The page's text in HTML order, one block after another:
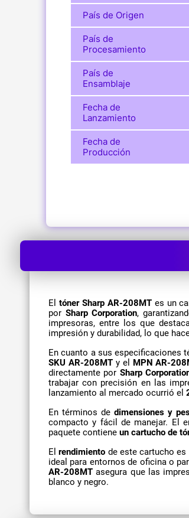
País de Origen
País de
Procesamiento
País de
Ensamblaje
Fecha de
Lanzamiento
Fecha de
Producción
El tóner Sharp AR-208MTes un
por Sharp Corporation,
impresoras, entre los que
impresión y durabilidad, lo que
En cuanto a sus especificaciones
SKU AR-208MTy el MPN AR-
directamente por Sharp
trabajar con precisión en las
lanzamiento al mercado ocurrió el
En términos de dimensiones y
compacto y fácil de manejar. El
paquete contieneun cartucho de
Elrendimiento de este cartucho
ideal para entornos de oficina o
AR-208MT asegura que las
blanco y negro.